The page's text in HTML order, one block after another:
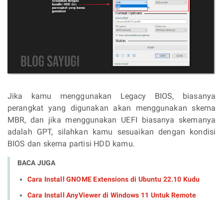
Jika kamu menggunakan Legacy BIOS, biasanya
perangkat yang digunakan akan menggunakan skema
MBR, dan jika menggunakan UEFI biasanya skemanya
adalah GPT, silahkan kamu sesuaikan dengan kondisi
BIOS dan skema partisi HDD kamu.
BACA JUGA
Cara Install GNOME Extensions di Ubuntu 22.10 Kudu
Cara Install AnyViewer di Windows 11 Untuk Remote